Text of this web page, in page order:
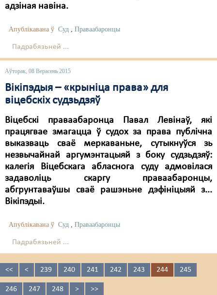
адзіная навіна.
Апублікавана ў Суд , Праваабаронцы
Падрабязьней ...
Аўторак, 08 Верасень 2015
Вікіпэдыя – «крыніца права» для
віцебскіх судзьдзяў
Віцебскі праваабаронца Павал Левінаў, які
працягвае змагацца ў судох за права публічна
выказваць сваё меркаваньне, сутыкнуўся зь
незвычайнай аргумэнтацыяй з боку судзьдзяў:
калегія Віцебскага абласнога суду адмовілася
задаволіць скаргу праваабаронцы,
абгрунтаваўшы сваё рашэньне дэфініцыяй з...
Вікіпэдыі.
Апублікавана ў Суд , Праваабаронцы
Падрабязьней ...
<< < 239 240 241 242 243 244 245
246 247 248 > >>